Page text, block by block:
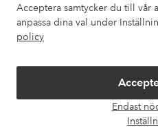
Acceptera samtycker du till vår
anpassa dina val under
policy
Endast
Facebook